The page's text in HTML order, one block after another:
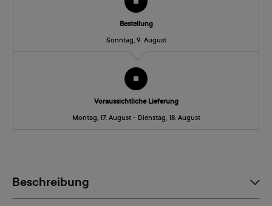
Bestellung
Sonntag, 9. August
Voraussichtliche Lieferung
Montag, 17. August - Dienstag, 18. August
Beschreibung